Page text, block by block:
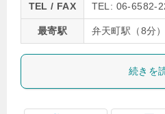
TEL / FAX TEL: 06-6582-
最寄駅 弁天町駅（8分
続きを